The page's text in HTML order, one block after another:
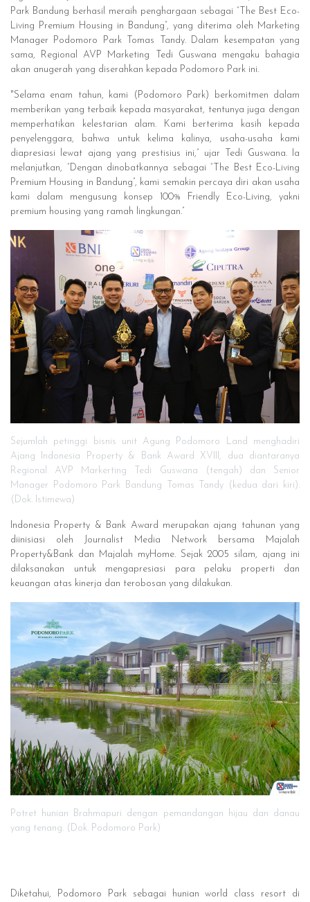
Park Bandung berhasil meraih penghargaan sebagai “The Best Eco-
Living Premium Housing in Bandung”, yang diterima oleh Marketing
Manager Podomoro Park Tomas Tandy. Dalam kesempatan yang
sama, Regional AVP Marketing Tedi Guswana mengaku bahagia
akan anugerah yang diserahkan kepada Podomoro Park ini.
"Selama enam tahun, kami (Podomoro Park) berkomitmen dalam
memberikan yang terbaik kepada masyarakat, tentunya juga dengan
memperhatikan kelestarian alam. Kami berterima kasih kepada
penyelenggara, bahwa untuk kelima kalinya, usaha-usaha kami
diapresiasi lewat ajang yang prestisius ini,” ujar Tedi Guswana. Ia
melanjutkan, “Dengan dinobatkannya sebagai “The Best Eco-Living
Premium Housing in Bandung”, kami semakin percaya diri akan usaha
kami dalam mengusung konsep 100% Friendly Eco-Living, yakni
premium housing yang ramah lingkungan.”
Sejumlah petinggi bisnis unit Agung Podomoro Land menghadiri
Ajang Indonesia Property & Bank Award XVIII, dua diantaranya
Regional AVP Markerting Tedi Guswana (tengah) dan Senior
Manager Podomoro Park Bandung Tomas Tandy (kedua dari kiri).
(Dok. Istimewa)
Indonesia Property & Bank Award merupakan ajang tahunan yang
diinisiasi oleh Journalist Media Network bersama Majalah
Property&Bank dan Majalah myHome. Sejak 2005 silam, ajang ini
dilaksanakan untuk mengapresiasi para pelaku properti dan
keuangan atas kinerja dan terobosan yang dilakukan.
Potret hunian Brahmapuri dengan pemandangan hijau dan danau
yang tenang. (Dok. Podomoro Park)
Diketahui, Podomoro Park sebagai hunian world class resort di